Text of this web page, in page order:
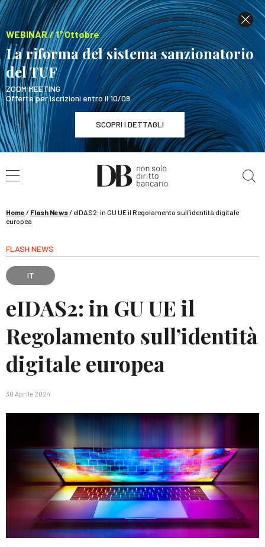
WEBINAR / 1° Ottobre
La riforma del sistema sanzionatorio
del TUF
ZOOM MEETING
Offerte per iscrizioni entro il 10/09
SCOPRI I DETTAGLI
WEBINAR / 1° Ottobre
La riforma del sistema sanzionatorio del TUF
Home / Flash News/ eIDAS2: in GU UE il Regolamento sull’identità digitale
europea
FLASH NEWS
IT
eIDAS2: in GU UE il
Regolamento sull’identità
digitale europea
30 Aprile 2024